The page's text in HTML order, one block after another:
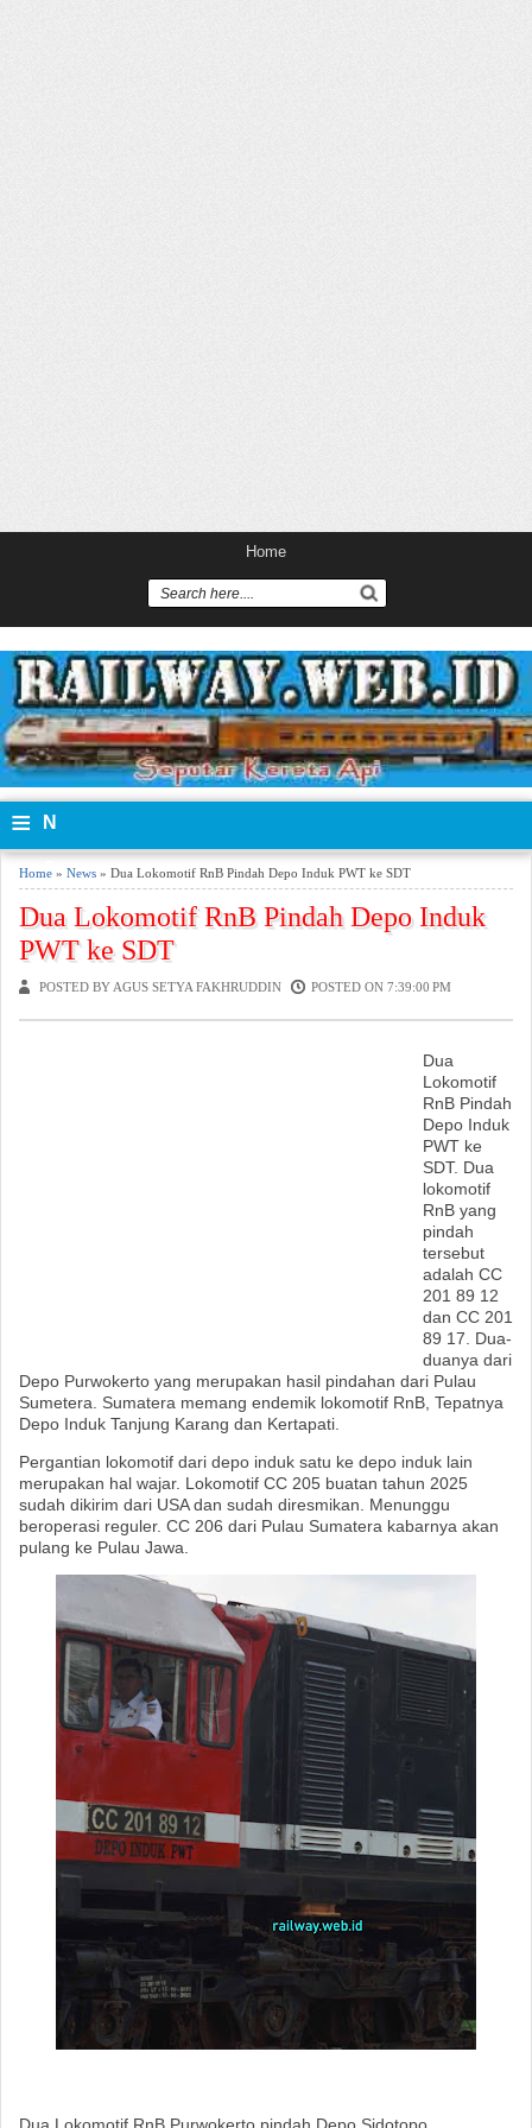
Home
≡ N
g
a
Home » News » Dua Lokomotif RnB Pindah Depo Induk PWT ke SDT
Dua Lokomotif RnB Pindah Depo Induk
PWT ke SDT
POSTED BY AGUS SETYA FAKHRUDDIN POSTED ON 7:39:00 PM
Dua
Lokomotif
RnB Pindah
Depo Induk
PWT ke
SDT. Dua
lokomotif
RnB yang
pindah
tersebut
adalah CC
201 89 12
dan CC 201
89 17. Dua-
duanya dari
Depo Purwokerto yang merupakan hasil pindahan dari Pulau
Sumetera. Sumatera memang endemik lokomotif RnB, Tepatnya
Depo Induk Tanjung Karang dan Kertapati.
Pergantian lokomotif dari depo induk satu ke depo induk lain
merupakan hal wajar. Lokomotif CC 205 buatan tahun 2025
sudah dikirim dari USA dan sudah diresmikan. Menunggu
beroperasi reguler. CC 206 dari Pulau Sumatera kabarnya akan
pulang ke Pulau Jawa.